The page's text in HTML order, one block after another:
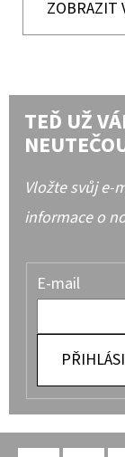
ZOBRAZIT
TEĎ UŽ
Vložte svůj e-
informace o
E-mail